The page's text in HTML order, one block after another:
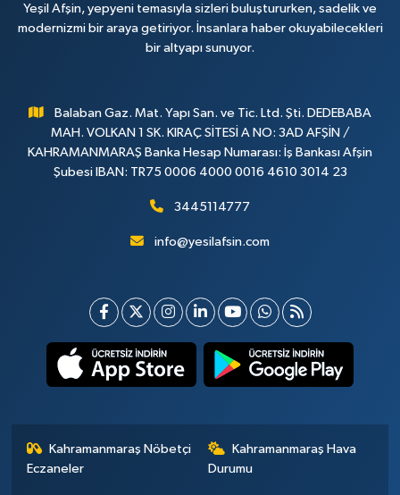
Yeşil Afşin, yepyeni temasıyla sizleri buluştururken, sadelik ve
modernizmi bir araya getiriyor. İnsanlara haber okuyabilecekleri
bir altyapı sunuyor.
Balaban Gaz. Mat. Yapı San. ve Tic. Ltd. Şti. DEDEBABA
MAH. VOLKAN 1 SK. KIRAÇ SİTESİ A NO: 3AD AFŞİN /
KAHRAMANMARAŞ Banka Hesap Numarası: İş Bankası Afşin
Şubesi IBAN: TR75 0006 4000 0016 4610 3014 23
3445114777
info@yesilafsin.com
Kahramanmaraş Nöbetçi
Eczaneler
Kahramanmaraş Hava
Durumu